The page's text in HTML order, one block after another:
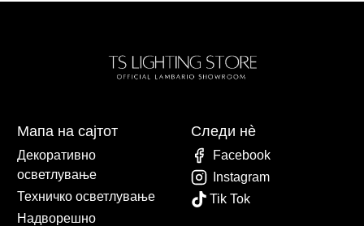
Мапа на сајтот
Декоративно
осветлување
Техничко осветлување
Надворешно
Следи нè
Facebook
Instagram
Tik Tok